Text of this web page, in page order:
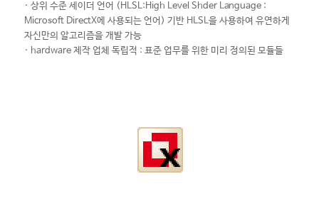
· 상위 수준 세이더 언어 (HLSL:High Level Shder Language :
Microsoft DirectX에 사용되는 언어) 기반 HLSL을 사용하여 유연하게
자신만의 알고리즘을 개발 가능
· hardware 제작 업체 독립적 : 표준 업무를 위한 미리 정의된 모듈들